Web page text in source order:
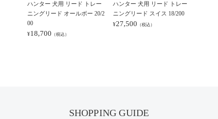
ハンター 犬用 リード トレー
ニングリード オールボー 20/2
00
¥18,700 （税込）
ハンター 犬用 リード トレー
ニングリード スイス 18/200
¥27,500 （税込）
SHOPPING GUIDE